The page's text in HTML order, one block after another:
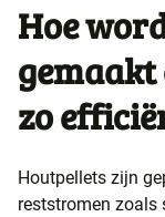
Hoe
gemaakt
zo
Houtpellets zijn
reststromen zoals